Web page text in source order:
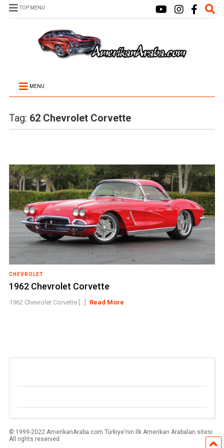
TOP MENU
MENU
Tag: 62 Chevrolet Corvette
CHEVROLET
1962 Chevrolet Corvette
1962 Chevrolet Corvette [...] Read More
© 1999-2022 AmerikanAraba.com Türkiye'nin Ilk Amerikan Arabaları sitesi.
All rights reserved.